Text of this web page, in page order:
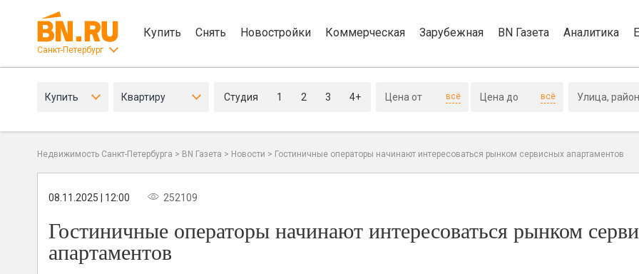
Санкт-Петербург
Купить Снять Новостройки Коммерческая Зарубежная BN Газета Аналитика
Купить Квартиру Студия 1 2 3 4+ всё всё
Недвижимость Санкт-Петербурга > BN Газета > Новости > Гостиничные операторы начинают интересоваться рынком сервисных апартаментов
08.11.2025 | 12:00 252109
Гостиничные операторы начинают интересоваться рынком
апартаментов